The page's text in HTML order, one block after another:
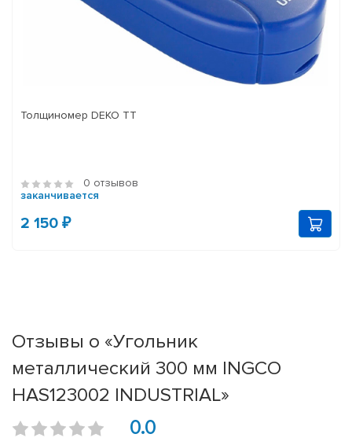
Толщиномер DEKO TT
0 отзывов
заканчивается
2 150 ₽
Отзывы о «Угольник
металлический 300 мм INGCO
HAS123002 INDUSTRIAL»
0.0